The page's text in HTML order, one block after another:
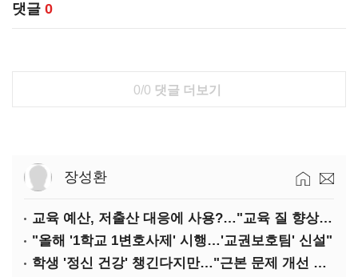
댓글 0
0/0 댓글 더보기
장성환
교육 예산, 저출산 대응에 사용?…"교육 질 향상에 투입해야"
"올해 '1학교 1변호사제' 시행…'교권보호팀' 신설"
학생 '정신 건강' 챙긴다지만…"근본 문제 개선 필요"